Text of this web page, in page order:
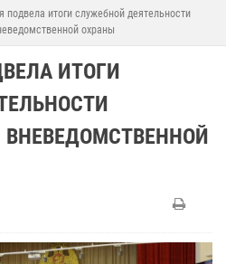
подвела итоги служебной деятельности
охраны
ИТОГИ